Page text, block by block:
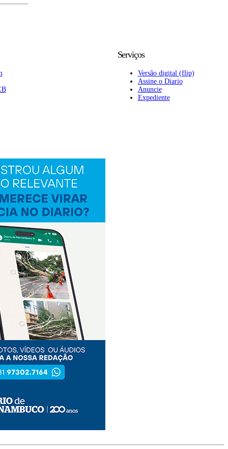
Serviços
Versão digital (flip)
Assine o Diario
Anuncie
Expediente